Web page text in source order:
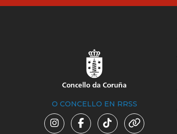
O CONCELLO EN RRSS